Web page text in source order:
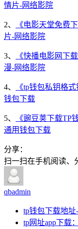
情片-网络影院
2、
《电影天堂免费
片-网络影院
3、
《快播电影网下
漫-网络影院
4、
《tp钱包私钥格
钱包下载
5、
《豌豆荚下载TP
通用钱包下载
分享：
扫一扫在手机阅读、
qbadmin
tp钱包下载地
tp网址app下载